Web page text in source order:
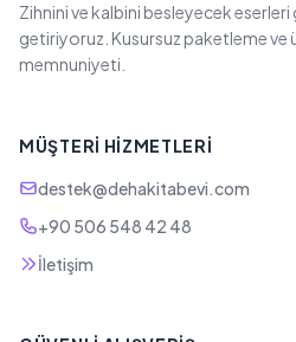
Zihnini ve kalbini besleyecek eserleri
getiriyoruz. Kusursuz paketleme ve
memnuniyeti.
MÜŞTERI HIZMETLERI
destek@dehakitabevi.com
+90 506 548 42 48
İletişim